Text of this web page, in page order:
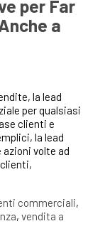
per Far
a
la lead
per qualsiasi
clienti e
la lead
azioni volte ad
commerciali,
, vendita a